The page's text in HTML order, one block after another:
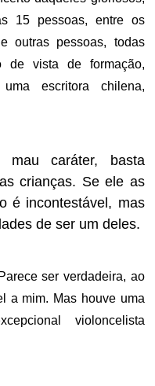
15 pessoas, entre os
outras pessoas, todas
de vista de formação,
escritora chilena,
mau caráter, basta
crianças. Se ele as
é incontestável, mas
de ser um deles.
ser verdadeira, ao
a mim. Mas houve uma
violoncelista